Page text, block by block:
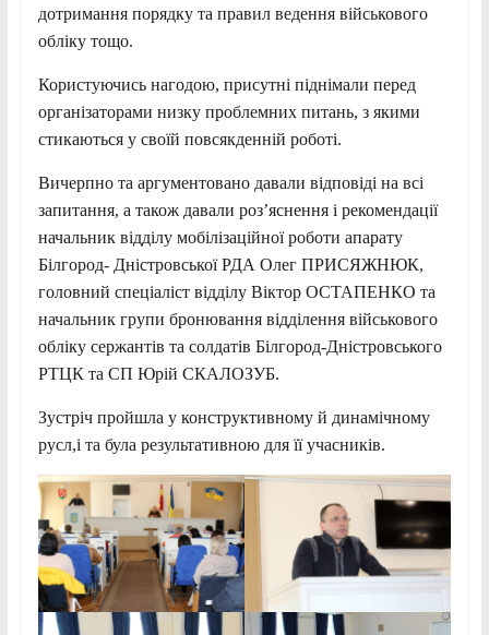
дотримання порядку та правил ведення військового
обліку тощо.
Користуючись нагодою, присутні піднімали перед
організаторами низку проблемних питань, з якими
стикаються у своїй повсякденній роботі.
Вичерпно та аргументовано давали відповіді на всі
запитання, а також давали роз’яснення і рекомендації
начальник відділу мобілізаційної роботи апарату
Білгород- Дністровської РДА Олег ПРИСЯЖНЮК,
головний спеціаліст відділу Віктор ОСТАПЕНКО та
начальник групи бронювання відділення військового
обліку сержантів та солдатів Білгород-Дністровського
РТЦК та СП Юрій СКАЛОЗУБ.
Зустріч пройшла у конструктивному й динамічному
русл,і та була результативною для її учасників.